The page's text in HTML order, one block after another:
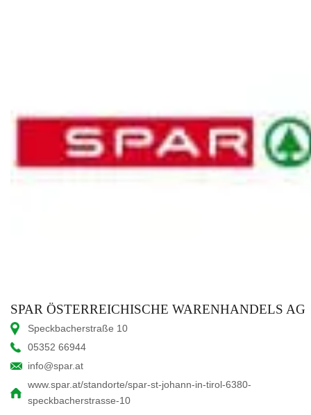
SPAR ÖSTERREICHISCHE WARENHANDELS AG
Speckbacherstraße 10
05352 66944
info@spar.at
www.spar.at/standorte/spar-st-johann-in-tirol-6380-
speckbacherstrasse-10